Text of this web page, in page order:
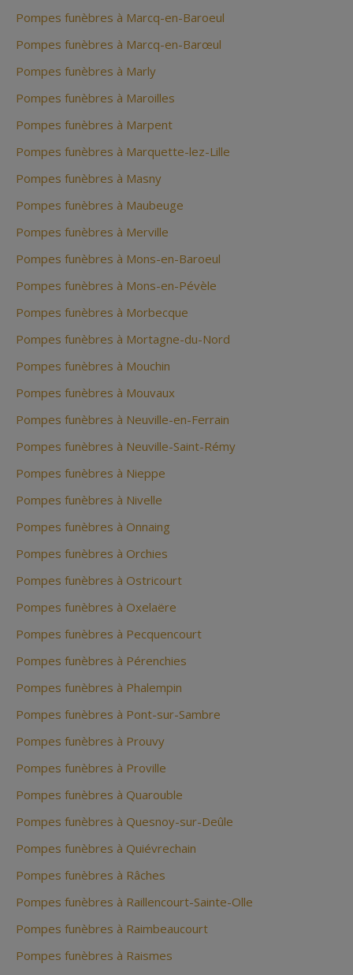
Pompes funèbres à Marcq-en-Baroeul
Pompes funèbres à Marcq-en-Barœul
Pompes funèbres à Marly
Pompes funèbres à Maroilles
Pompes funèbres à Marpent
Pompes funèbres à Marquette-lez-Lille
Pompes funèbres à Masny
Pompes funèbres à Maubeuge
Pompes funèbres à Merville
Pompes funèbres à Mons-en-Baroeul
Pompes funèbres à Mons-en-Pévèle
Pompes funèbres à Morbecque
Pompes funèbres à Mortagne-du-Nord
Pompes funèbres à Mouchin
Pompes funèbres à Mouvaux
Pompes funèbres à Neuville-en-Ferrain
Pompes funèbres à Neuville-Saint-Rémy
Pompes funèbres à Nieppe
Pompes funèbres à Nivelle
Pompes funèbres à Onnaing
Pompes funèbres à Orchies
Pompes funèbres à Ostricourt
Pompes funèbres à Oxelaëre
Pompes funèbres à Pecquencourt
Pompes funèbres à Pérenchies
Pompes funèbres à Phalempin
Pompes funèbres à Pont-sur-Sambre
Pompes funèbres à Prouvy
Pompes funèbres à Proville
Pompes funèbres à Quarouble
Pompes funèbres à Quesnoy-sur-Deûle
Pompes funèbres à Quiévrechain
Pompes funèbres à Râches
Pompes funèbres à Raillencourt-Sainte-Olle
Pompes funèbres à Raimbeaucourt
Pompes funèbres à Raismes